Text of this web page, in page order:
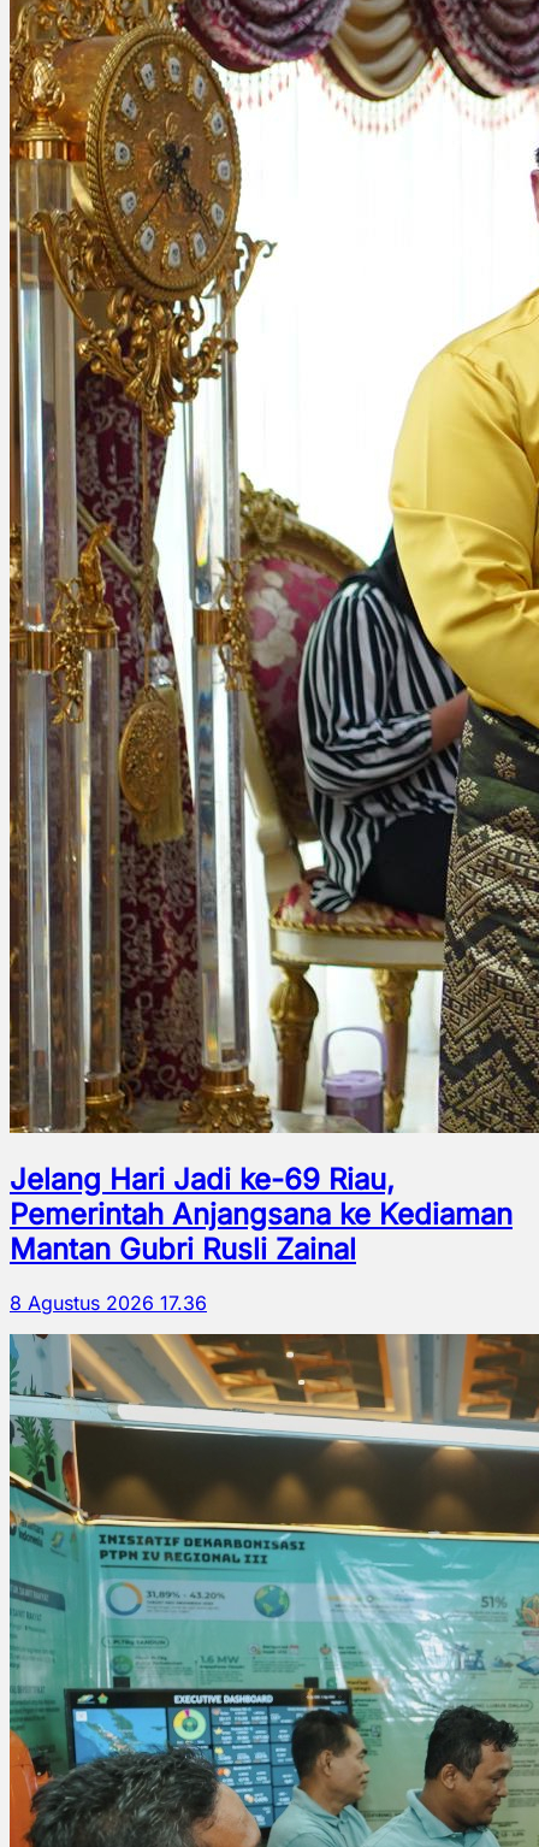
Jelang Hari Jadi ke-69 Riau,
Pemerintah Anjangsana ke Kediaman
Mantan Gubri Rusli Zainal
8 Agustus 2026 17.36